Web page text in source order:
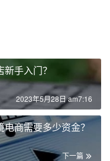
手入门？
2023年5月28日 am7:16
商需要多少资金？
下一篇